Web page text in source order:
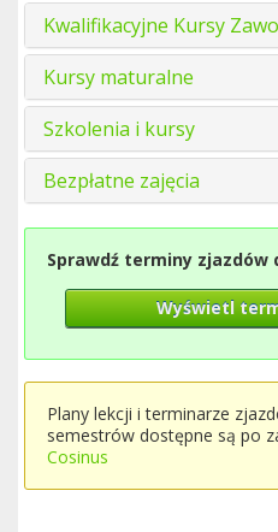
Kwalifikacyjne Kursy
Kursy maturalne
Szkolenia i kursy
Bezpłatne zajęcia
Sprawdź terminy zjazdów
Wyświetl
Plany lekcji i terminarze
semestrów dostępne są po
Cosinus